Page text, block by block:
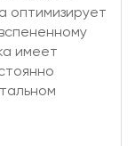
оптимизирует
имеет